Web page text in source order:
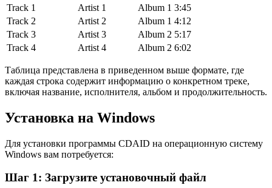
Track 1
Artist 1 Album 1 3:45
Track 2
Artist 2 Album 1 4:12
Track 3
Artist 3 Album 2 5:17
Track 4
Artist 4 Album 2 6:02
Таблица представлена в приведенном выше формате, где
каждая строка содержит информацию о конкретном треке,
включая название, исполнителя, альбом и продолжительность.
Установка на Windows
Для установки программы CDAID на операционную систему
Windows вам потребуется:
Шаг 1: Загрузите установочный файл